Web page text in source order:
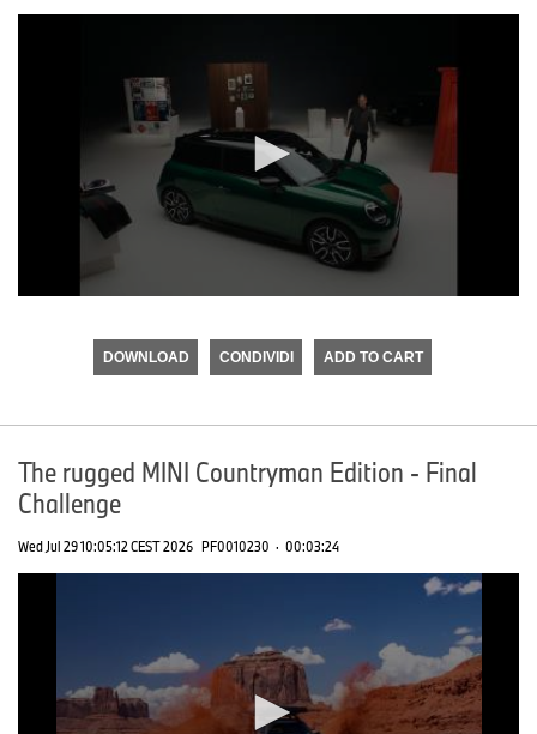
DOWNLOAD CONDIVIDI ADD TO CART
The rugged MINI Countryman Edition - Final
Challenge
Wed Jul 29 10:05:12 CEST 2026 PF0010230 · 00:03:24